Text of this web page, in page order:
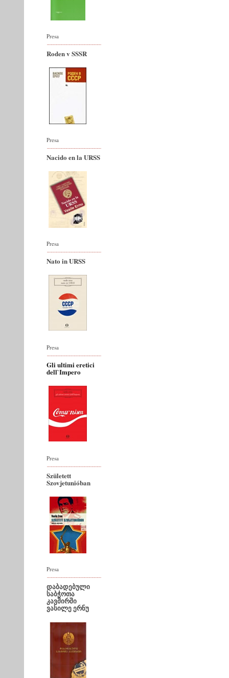
Presa
Roden v SSSR
Presa
Nacido en la URSS
Presa
Nato in URSS
Presa
Gli ultimi eretici
dell`Impero
Presa
Született
Szovjetunióban
Presa
დაბადებული
საბჭოთა
კავშირში
ვასილე ერნუ